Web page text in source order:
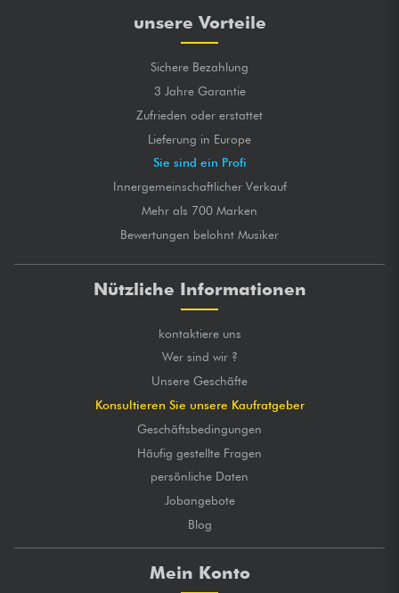
unsere Vorteile
Sichere Bezahlung
3 Jahre Garantie
Zufrieden oder erstattet
Lieferung in Europe
Sie sind ein Profi
Innergemeinschaftlicher Verkauf
Mehr als 700 Marken
Bewertungen belohnt Musiker
Nützliche Informationen
kontaktiere uns
Wer sind wir ?
Unsere Geschäfte
Konsultieren Sie unsere Kaufratgeber
Geschäftsbedingungen
Häufig gestellte Fragen
persönliche Daten
Jobangebote
Blog
Mein Konto